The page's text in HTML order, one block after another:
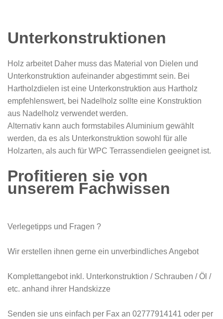
Unterkonstruktionen
Holz arbeitet Daher muss das Material von Dielen und
Unterkonstruktion aufeinander abgestimmt sein. Bei
Hartholzdielen ist eine Unterkonstruktion aus Hartholz
empfehlenswert, bei Nadelholz sollte eine Konstruktion
aus Nadelholz verwendet werden.
Alternativ kann auch formstabiles Aluminium gewählt
werden, da es als Unterkonstruktion sowohl für alle
Holzarten, als auch für WPC Terrassendielen geeignet ist.
Profitieren sie von
unserem Fachwissen
Verlegetipps und Fragen ?
Wir erstellen ihnen gerne ein unverbindliches Angebot
Komplettangebot inkl. Unterkonstruktion / Schrauben / Öl /
etc. anhand ihrer Handskizze
Senden sie uns einfach per Fax an 02777914141 oder per